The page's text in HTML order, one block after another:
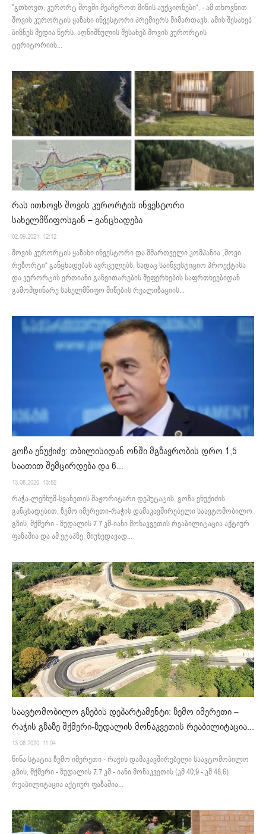
"გთხოვთ, კურორტ შოვში შეაჩეროთ მიწის აუქციონები“, - ამ თხოვნით
შოვის კურორტის ყაზახი ინვესტორი პრემიერს მიმართავს. ამის შესახებ
ბიზნეს მედია წერს. აღნიშნულის შესახებ შოვის კურორტის
ტერიტორიის...
რას ითხოვს შოვის კურორტის ინვესტორი
სახელმწიფოსგან – განცხადება
02.09.2021. 12:12
შოვის კურორტის ყაზახი ინვესტორი და მმართველი კომპანია „შოვი
რეზორტი“ განცხადებას ავრცელებს, სადაც საინვესტიციო პროექტისა
და კურორტის ერთიანი განვითარების შეფერხების საფრთხეებიდან
გამომდინარე სახელმწიფო მიწების რეალიზაციის...
გოჩა ენუქიძე: თბილისიდან ონში მგზავრობის დრო 1,5
საათით შემცირდება და 6...
13.08.2020. 13:52
რაჭა-ლეჩხუმ-სვანეთის მაჟორიტარი დეპუტატის, გოჩა ენუქიძის
განცხადებით, ზემო იმერეთი-რაჭის დამაკავშირებელი საავტომობილო
გზის, შქმერი - ზუდალის 7.7 კმ-იანი მონაკვეთის რეაბილიტაცია აქტიურ
ფაზაშია და ამ ეტაპზე, მიუხედავად...
საავტომობილო გზების დეპარტამენტი: ზემო იმერეთი –
რაჭის გზაზე შქმერი-ზუდალის მონაკვეთის რეაბილიტაცია...
13.08.2020. 11:04
წინა სტატია ზემო იმერეთი - რაჭის დამაკავშირებელი საავტომობილო
გზის, შქმერი - ზუდალის 7.7 კმ - იანი მონაკვეთის (კმ 40,9 - კმ 48,6)
რეაბილიტაცია აქტიურ ფაზაშია...